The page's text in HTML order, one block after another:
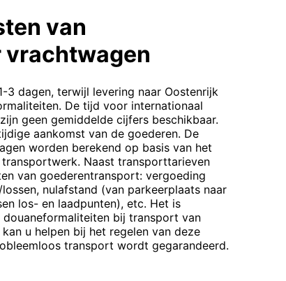
van
3 dagen, terwijl levering naar Oostenrijk
De tijd voor internationaal
geen gemiddelde cijfers beschikbaar.
aankomst van de goederen. De
worden berekend op basis van het
Naast transporttarieven
van goederentransport: vergoeding
nulafstand (van parkeerplaats naar
los- en laadpunten), etc. Het is
bij transport van
u helpen bij het regelen van deze
transport wordt gegarandeerd.